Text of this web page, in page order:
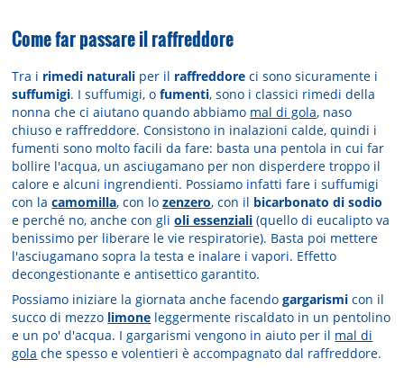
Come far passare il raffreddore
Tra i rimedi naturali per il raffreddore ci sono sicuramente i
suffumigi. I suffumigi, ofumenti, sono i classici rimedi della
nonna che ci aiutano quando abbiamo mal di gola, naso
chiuso e raffreddore. Consistono in inalazioni calde, quindi i
fumenti sono molto facili da fare: basta una pentola in cui far
bollire l'acqua, un asciugamano per non disperdere troppo il
calore e alcuni ingrendienti. Possiamo infatti fare i suffumigi
con lacamomilla, con lozenzero, con il bicarbonato di sodio
e perché no, anche con glioli essenziali (quello di eucalipto va
benissimo per liberare le vie respiratorie). Basta poi mettere
l'asciugamano sopra la testa e inalare i vapori. Effetto
decongestionante e antisettico garantito.
Possiamo iniziare la giornata anche facendogargarismi con il
succo di mezzo limone leggermente riscaldato in un pentolino
e un po' d'acqua. I gargarismi vengono in aiuto per il mal di
gola che spesso e volentieri è accompagnato dal raffreddore.